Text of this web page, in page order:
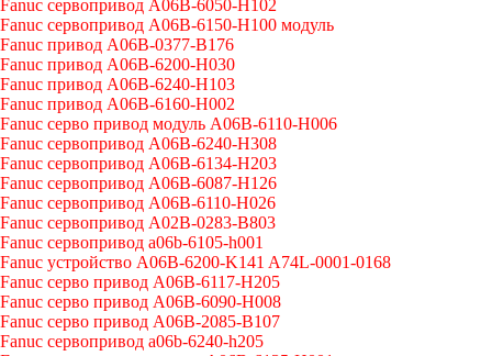
Fanuc сервопривод A06B-6050-H102
Fanuc сервопривод A06B-6150-H100 модуль
Fanuc привод A06B-0377-B176
Fanuc привод A06B-6200-H030
Fanuc привод A06B-6240-H103
Fanuc привод A06B-6160-H002
Fanuc серво привод модуль A06B-6110-H006
Fanuc сервопривод A06B-6240-H308
Fanuc сервопривод A06B-6134-H203
Fanuc сервопривод A06B-6087-H126
Fanuc сервопривод A06B-6110-H026
Fanuc сервопривод A02B-0283-B803
Fanuc сервопривод a06b-6105-h001
Fanuc устройство A06B-6200-K141 A74L-0001-0168
Fanuc серво привод A06B-6117-H205
Fanuc серво привод A06B-6090-H008
Fanuc серво привод A06B-2085-B107
Fanuc сервопривод a06b-6240-h205